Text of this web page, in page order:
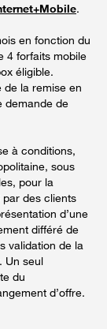
.
en fonction du
4 forfaits mobile
éligible.
de la remise en
demande de
à conditions,
sous
pour la
par des clients
d’une
différé de
validation de la
Un seul
du
d’offre.